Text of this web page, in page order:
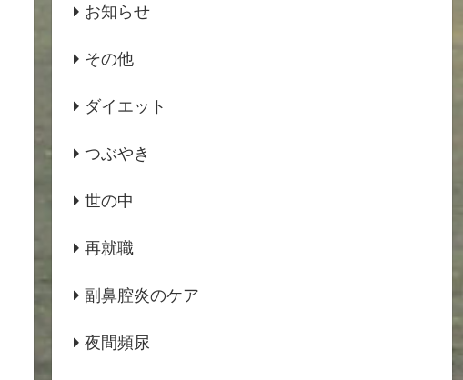
お知らせ
その他
ダイエット
つぶやき
世の中
再就職
副鼻腔炎のケア
夜間頻尿